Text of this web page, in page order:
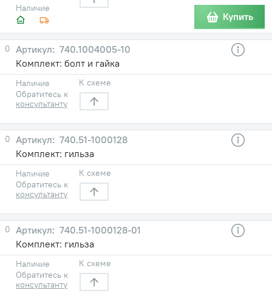
Наличие
Купить
0
740.1004005-10
Комплект: болт и гайка
Наличие
Обратитесь к
консультанту
К схеме
0
740.51-1000128
Комплект: гильза
Наличие
Обратитесь к
консультанту
К схеме
0
740.51-1000128-01
Комплект: гильза
Наличие
Обратитесь к
консультанту
К схеме